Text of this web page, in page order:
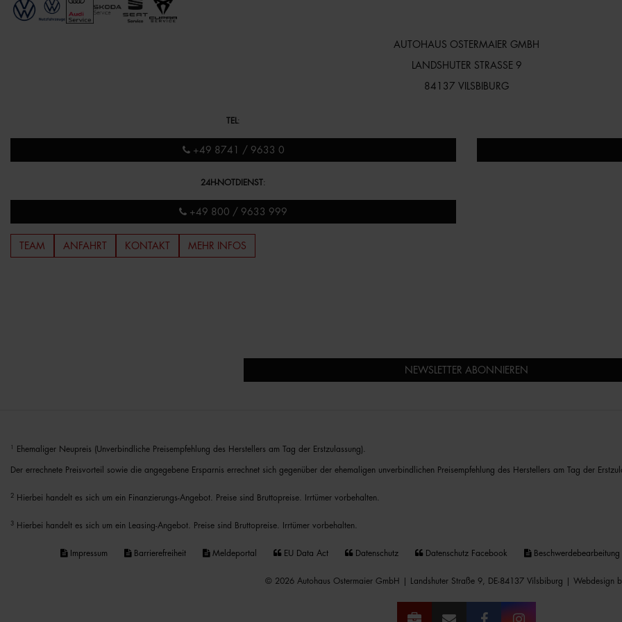
AUTOHAUS OSTERMAIER GMBH
LANDSHUTER STRASSE 9
84137 VILSBIBURG
TEL :
+49 8741 / 9633 0
24H-NOTDIENST:
+49 800 / 9633 999
TEAM ANFAHRT KONTAKT MEHR INFOS
NEWSLETTER ABONNIEREN
Ehemaliger Neupreis (Unverbindliche Preisempfehlung des Herstellers am Tag der Erstzulassung).
Der errechnete Preisvorteil sowie die angegebene Ersparnis errechnet sich gegenüber der ehemaligen unverbindlichen Preisempfehlung des Herstellers am Tag der
2 Hierbei handelt es sich um ein Finanzierungs-Angebot. Preise sind Bruttopreise. Irrtümer vorbehalten.
3 Hierbei handelt es sich um ein Leasing-Angebot. Preise sind Bruttopreise. Irrtümer vorbehalten.
Impressum Barrierefreiheit Meldeportal EU Data Act Datenschutz Datenschutz Facebook Beschwerdebearbeitung
© 2026 Autohaus Ostermaier GmbH | Landshuter Straße 9, DE-84137 Vilsbiburg | Webdesign